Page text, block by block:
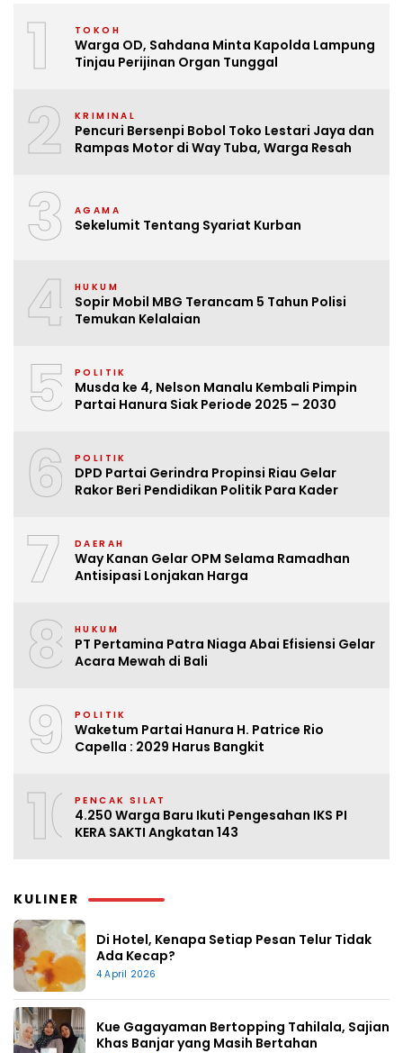
1 TOKOH
Warga OD, Sahdana Minta Kapolda Lampung
Tinjau Perijinan Organ Tunggal
2 KRIMINAL
Pencuri Bersenpi Bobol Toko Lestari Jaya dan
Rampas Motor di Way Tuba, Warga Resah
3 AGAMA
Sekelumit Tentang Syariat Kurban
4 HUKUM
Sopir Mobil MBG Terancam 5 Tahun Polisi
Temukan Kelalaian
5 POLITIK
Musda ke 4, Nelson Manalu Kembali Pimpin
Partai Hanura Siak Periode 2025 – 2030
6 POLITIK
DPD Partai Gerindra Propinsi Riau Gelar
Rakor Beri Pendidikan Politik Para Kader
7 DAERAH
Way Kanan Gelar OPM Selama Ramadhan
Antisipasi Lonjakan Harga
8 HUKUM
PT Pertamina Patra Niaga Abai Efisiensi Gelar
Acara Mewah di Bali
9 POLITIK
Waketum Partai Hanura H. Patrice Rio
Capella : 2029 Harus Bangkit
10PENCAK SILAT
4.250 Warga Baru Ikuti Pengesahan IKS PI
KERA SAKTI Angkatan 143
KULINER
Di Hotel, Kenapa Setiap Pesan Telur Tidak
Ada Kecap?
4 April 2026
Kue Gagayaman Bertopping Tahilala, Sajian
Khas Banjar yang Masih Bertahan